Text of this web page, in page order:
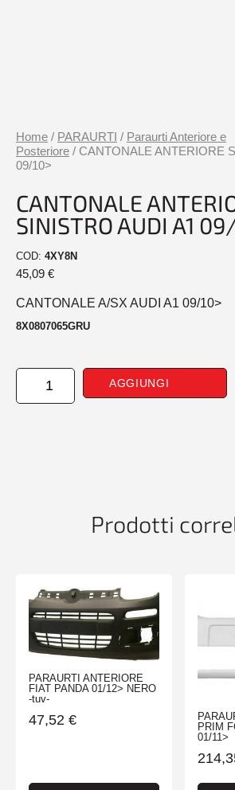
Home / PARAURTI / Paraurti Anteriore e
Posteriore / CANTONALE ANTERIORE
09/10>
CANTONALE
SINISTRO AUDI A1
COD: 4XY8N
45,09 €
CANTONALE A/SX AUDI A1 09/10>
8X0807065GRU
CANTONALE
ANTERIORE
AGGIUNGI
Prodotti
PARAURTI ANTERIORE
FIAT PANDA 01/12> NERO
-tuv-
47,52 €
PRIM
01/11>